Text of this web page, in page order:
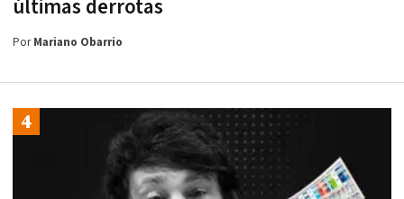
últimas derrotas
PorMariano Obarrio